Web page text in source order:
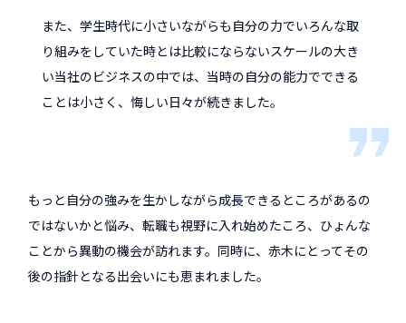
また、学生時代に小さいながらも自分の力でいろんな取
り組みをしていた時とは比較にならないスケールの大き
い当社のビジネスの中では、当時の自分の能力でできる
ことは小さく、悔しい日々が続きました。
もっと自分の強みを生かしながら成長できるところがあるの
ではないかと悩み、転職も視野に入れ始めたころ、ひょんな
ことから異動の機会が訪れます。同時に、赤木にとってその
後の指針となる出会いにも恵まれました。